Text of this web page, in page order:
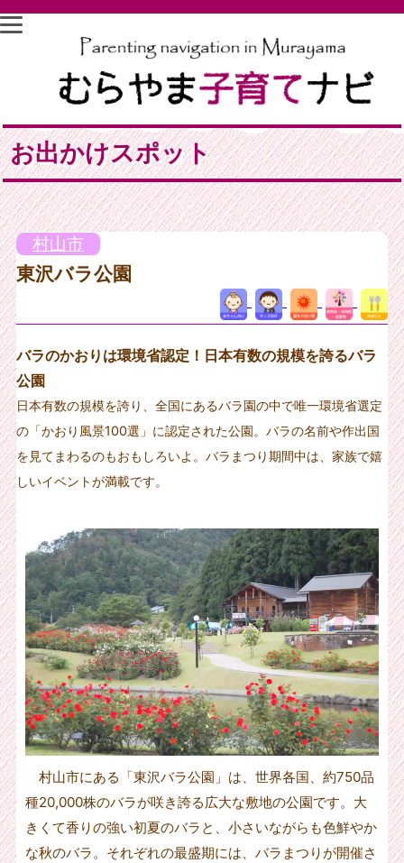
お出かけスポット
村山市
東沢バラ公園
バラのかおりは環境省認定！日本有数の規模を誇るバラ
公園
日本有数の規模を誇り、全国にあるバラ園の中で唯一環境省選定
の「かおり風景100選」に認定された公園。バラの名前や作出国
を見てまわるのもおもしろいよ。バラまつり期間中は、家族で嬉
しいイベントが満載です。
村山市にある「東沢バラ公園」は、世界各国、約750品
種20,000株のバラが咲き誇る広大な敷地の公園です。大
きくて香りの強い初夏のバラと、小さいながらも色鮮やか
な秋のバラ。それぞれの最盛期には、バラまつりが開催さ